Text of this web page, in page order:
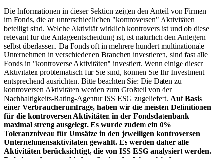
Die Informationen in dieser Sektion zeigen den Anteil von Firmen
im Fonds, die an unterschiedlichen "kontroversen" Aktivitäten
beteiligt sind. Welche Aktivität wirklich kontrovers ist und ob diese
relevant für die Anlageentscheidung ist, ist natürlich den Anlegern
selbst überlassen. Da Fonds oft in mehrere hundert multinationale
Unternehmen in verschiedenen Branchen investieren, sind fast alle
Fonds in "kontroverse Aktivitäten" investiert. Wenn einige dieser
Aktivitäten problematisch für Sie sind, können Sie Ihr Investment
entsprechend ausrichten. Bitte beachten Sie: Die Daten zu
kontroversen Aktivitäten werden zum Großteil von der
Nachhaltigkeits-Rating-Agentur ISS ESG zugeliefert. Auf Basis
einer Verbraucherumfrage, haben wir die meisten Definitionen
für die kontroversen Aktivitäten in der Fondsdatenbank
maximal streng ausgelegt. Es wurde zudem ein 0%
Toleranzniveau für Umsätze in den jeweiligen kontroversen
Unternehmensaktivitäten gewählt. Es werden daher alle
Aktivitäten berücksichtigt, die von ISS ESG analysiert werden.